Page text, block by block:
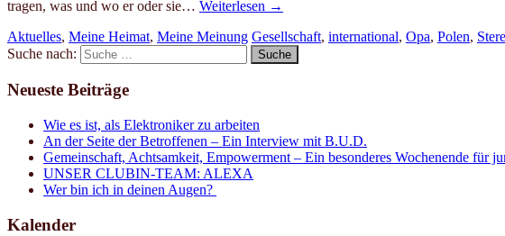
tragen, was und wo er oder sie… Weiterlesen →
Aktuelles, Meine Heimat, Meine Meinung Gesellschaft, international, Opa, Polen,
Suche nach:
Neueste Beiträge
Wie es ist, als Elektroniker zu arbeiten
An der Seite der Betroffenen – Ein Interview mit B.U.D.
Gemeinschaft, Achtsamkeit, Empowerment – Ein besonderes Wochenende für
UNSER CLUBIN-TEAM: ALEXA
Wer bin ich in deinen Augen?
Kalender